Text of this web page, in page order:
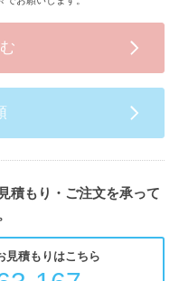
積もり・ご注文を承って
見積もりはこちら